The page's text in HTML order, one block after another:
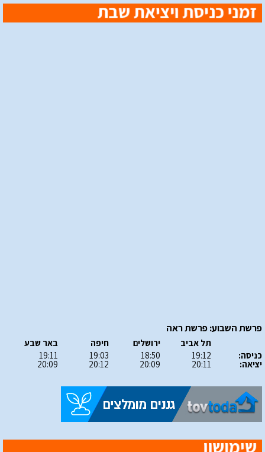
פרשת השבוע: פרשת ראה
כניסה:
יציאה:
תל אביב
19:12
20:11
ירושלים
18:50
20:09
חיפה
19:03
20:12
באר שבע
19:11
20:09